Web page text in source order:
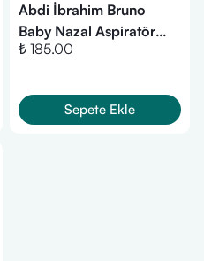
Abdi İbrahim Bruno
Baby Nazal Aspiratör
Yedek Ucu 10 Adet
₺ 185.00
Sepete Ekle